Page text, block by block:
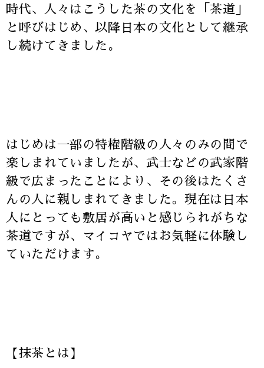
時代、人々はこうした茶の文化を「茶道」
と呼びはじめ、以降日本の文化として継承
し続けてきました。
はじめは一部の特権階級の人々のみの間で
楽しまれていましたが、武士などの武家階
級で広まったことにより、その後はたくさ
んの人に親しまれてきました。現在は日本
人にとっても敷居が高いと感じられがちな
茶道ですが、マイコヤではお気軽に体験し
ていただけます。
【抹茶とは】